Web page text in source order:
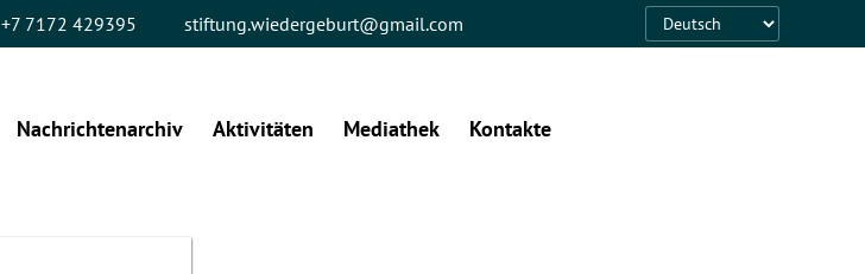
+7 7172 429395 stiftung.wiedergeburt@gmail.com
Language
Nachrichtenarchiv Aktivitäten Mediathek Kontakte